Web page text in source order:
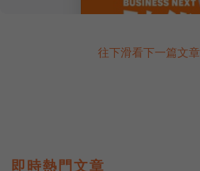
往下滑看下一篇文章
即時熱門文章